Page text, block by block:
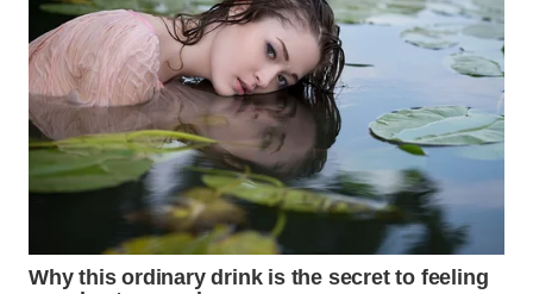
WN
DEPOK
WN
TAPANULI
UTARA
SAMOSIR